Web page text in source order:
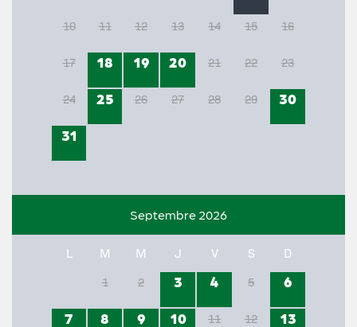
10 11 12 13 14 15 16
17 18 19 20 21 22 23
24 25 26 27 28 29
30
31
Septembre 2026
L M M J V S D
1 2 3 4 5
6
7
8 9 10 11 12 13